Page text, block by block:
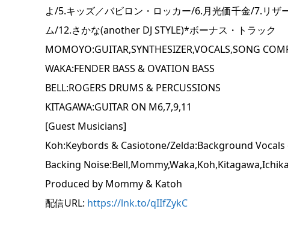
よ/5.キッズ／バビロン・ロッカー/6.月光価千金/7.リ
ム/12.さかな(another DJ STYLE)*ボーナス・トラック
MOMOYO:GUITAR,SYNTHESIZER,VOCALS,SONG
WAKA:FENDER BASS & OVATION BASS
BELL:ROGERS DRUMS & PERCUSSIONS
KITAGAWA:GUITAR ON M6,7,9,11
[Guest Musicians]
Koh:Keybords & Casiotone/Zelda:Background Vocals
Backing
Produced by Mommy & Katoh
配信URL: https://lnk.to/qIIfZykC